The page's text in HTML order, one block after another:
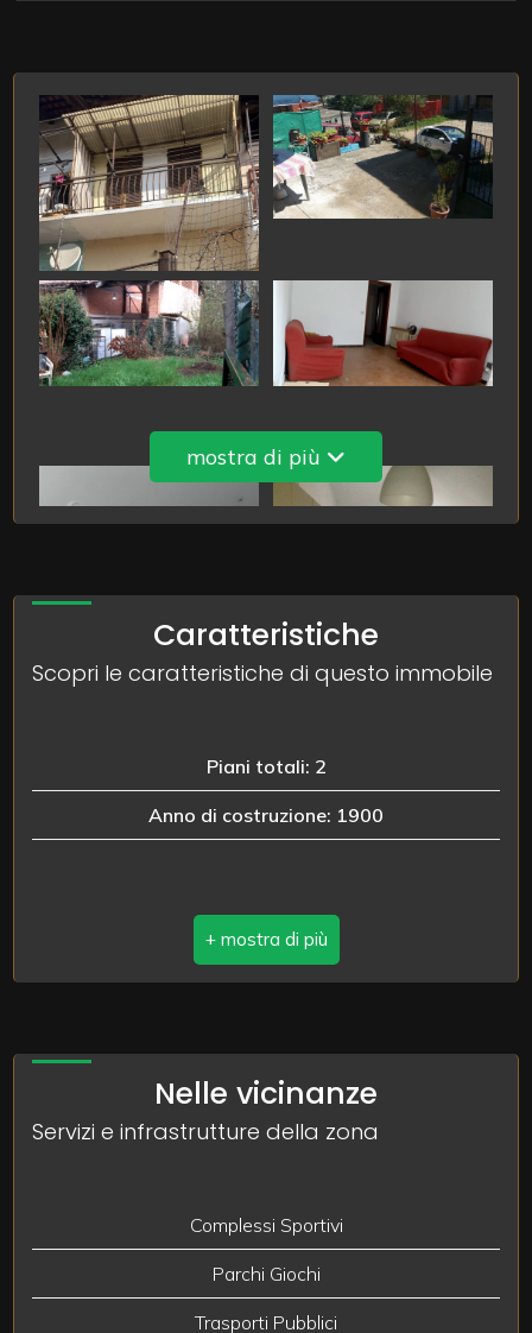
mostra di più
Caratteristiche
Scopri le caratteristiche di questo immobile
Piani totali: 2
Anno di costruzione: 1900
Nelle vicinanze
Servizi e infrastrutture della zona
Complessi Sportivi
Parchi Giochi
Trasporti Pubblici
minimi
Qualsiasi
1
2
3
minime
1
5
5+
opzioni